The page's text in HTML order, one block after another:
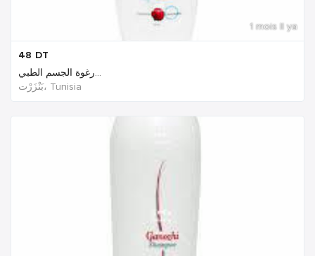
1 mois Il ya
48 DT
رغوة الجسم الطبي...
بَنْزَرْت‎، Tunisia